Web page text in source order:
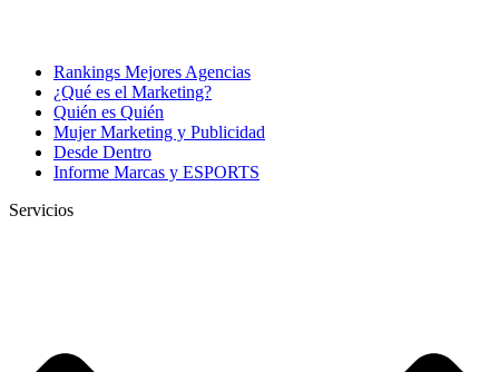
Rankings Mejores Agencias
¿Qué es el Marketing?
Quién es Quién
Mujer Marketing y Publicidad
Desde Dentro
Informe Marcas y ESPORTS
Servicios